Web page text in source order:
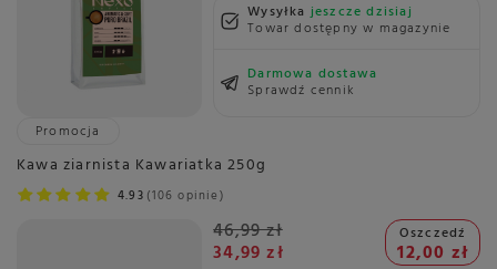
Wysyłkajeszcze dzisiaj
Towar dostępny w magazynie
Darmowa dostawa
Sprawdź cennik
Promocja
Kawa ziarnista Kawariatka 250g
4.93 106 opinie
46,99 zł
34,99 zł
Oszczedź
12,00 zł